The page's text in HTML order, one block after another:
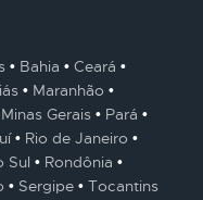
Bahia
Ceará
Maranhão
Minas Gerais
Pará
Rio de Janeiro
Sul
Rondônia
Sergipe Tocantins